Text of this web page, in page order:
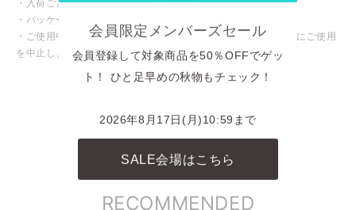
・入荷ごとに色味や仕様が変わる場合がございます。
・パッケージや台紙等が変わる場合がございます。
・ご使用中、皮膚にかゆみや腫れなど異常を感じた場合は直ちにご使用
を中止し、専門医にご相談ください。
INSTAGRAM
REELS
リール動画
RECOMMENDED
会員限定メンバーズセール
会員登録して対象商品を50％OFFでゲッ
ト！ ひと足早めの秋物もチェック！
2026年8月17日(月)10:59まで
SALE会場はこちら